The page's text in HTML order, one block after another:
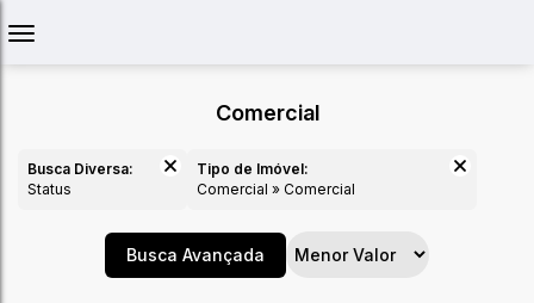
Comercial
Busca Diversa:
Status
Tipo de Imóvel:
Comercial » Comercial
Busca Avançada